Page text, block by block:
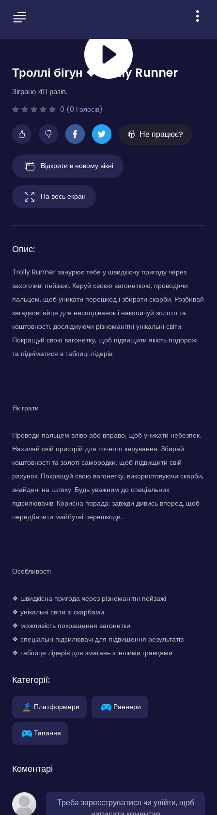
Троллі бігун ❖ Trolly Runner
Зіграно 411 разів.
0 (0 Голосів)
Відкрити в новому вікні
На весь екран
захопливі пейзажі. Керуй своєю вагонеткою, проводячи
загадкові яйця для несподіванок і накопичуй золото та
коштовності, досліджуючи різноманітні унікальні світи.
Покращуй свою вагонетку, щоб підвищити якість подорожі
та підніматися в таблиці лідерів.
Нахиляй свій пристрій для точного керування. Збирай
рахунок. Покращуй свою вагонетку, використовуючи скарби,
знайдені на шляху. Будь уважним до спеціальних
підсилювачів. Корисна порада: завжди дивись вперед, щоб
передбачити майбутні перешкоди.
❖ швидкісна пригода через різноманітні пейзажі
❖ унікальні світи зі скарбами
❖ можливість покращення вагонетки
❖ таблиця лідерів для змагань з іншими гравцями
Категорії: